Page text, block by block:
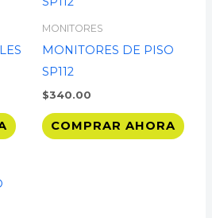
MONITORES
MONITORES DE PISO
SP112
$340.00
COMPRAR AHORA